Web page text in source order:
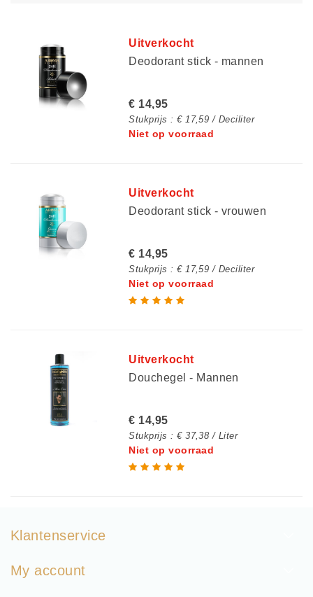
Uitverkocht
Deodorant stick - mannen
€ 14,95
Stukprijs : € 17,59 / Deciliter
Niet op voorraad
Uitverkocht
Deodorant stick - vrouwen
€ 14,95
Stukprijs : € 17,59 / Deciliter
Niet op voorraad
Uitverkocht
Douchegel - Mannen
€ 14,95
Stukprijs : € 37,38 / Liter
Niet op voorraad
Klantenservice
My account